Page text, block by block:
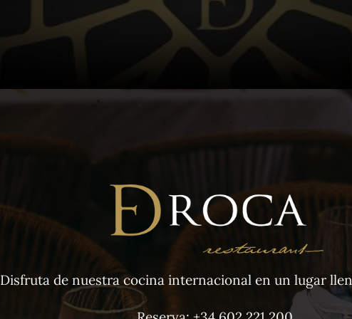
Disfruta de nuestra cocina internacional en un lugar